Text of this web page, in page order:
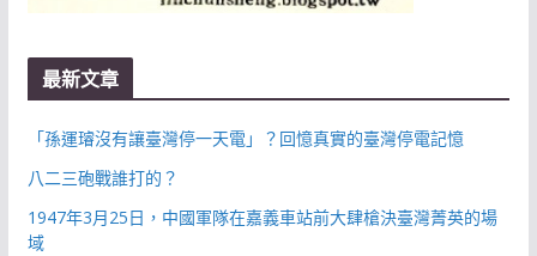
最新文章
「孫運璿沒有讓臺灣停一天電」？回憶真實的臺灣停電記憶
八二三砲戰誰打的？
1947年3月25日，中國軍隊在嘉義車站前大肆槍決臺灣菁英的場
域